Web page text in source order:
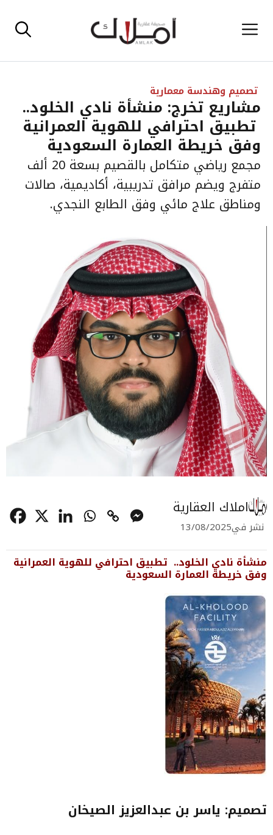
إلى القائمة
تصميم وهندسة معمارية
مشاريع تخرج: منشأة نادي الخلود..
تطبيق احترافي للهوية العمرانية
وفق خريطة العمارة السعودية
مجمع رياضي متكامل بالقصيم بسعة 20 ألف
متفرج ويضم مرافق تدريبية، أكاديمية، صالات
ومناطق علاج مائي وفق الطابع النجدي.
املاك العقارية
نشر في13/08/2025
منشأة نادي الخلود.. تطبيق احترافي للهوية العمرانية
وفق خريطة العمارة السعودية
تصميم: ياسر بن عبدالعزيز الصيخان